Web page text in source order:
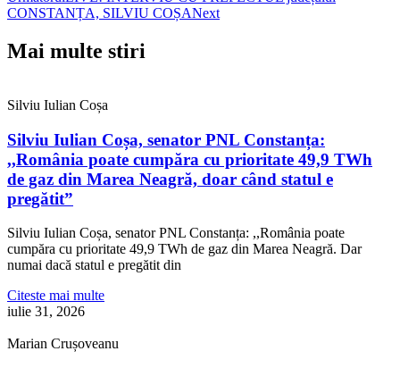
CONSTANȚA, SILVIU COȘANext
Mai multe stiri
Silviu Iulian Coșa
Silviu Iulian Coșa, senator PNL Constanța:
,,România poate cumpăra cu prioritate 49,9 TWh
de gaz din Marea Neagră, doar când statul e
pregătit”
Silviu Iulian Coșa, senator PNL Constanța: ,,România poate
cumpăra cu prioritate 49,9 TWh de gaz din Marea Neagră. Dar
numai dacă statul e pregătit din
Citeste mai multe
iulie 31, 2026
Marian Crușoveanu